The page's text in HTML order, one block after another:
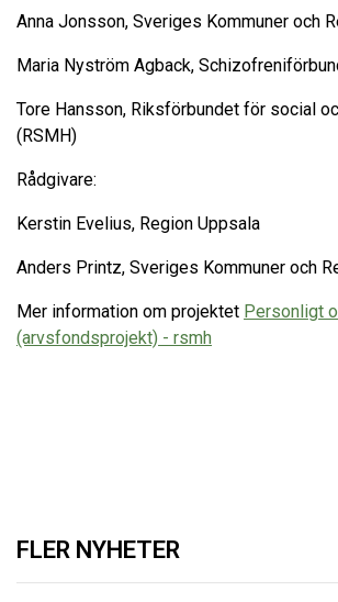
Anna Jonsson, Sveriges Kommuner och
Maria Nyström Agback,
Tore Hansson, Riksförbundet för social
(RSMH)
Rådgivare:
Kerstin Evelius, Region Uppsala
Anders Printz, Sveriges Kommuner och
Mer information om projektet Personligt
(arvsfondsprojekt) - rsmh
FLER NYHETER